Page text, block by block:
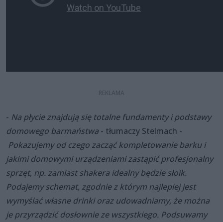
- Na płycie znajdują się totalne fundamenty i podstawy
domowego barmaństwa - tłumaczy Stelmach -
Pokazujemy od czego zacząć kompletowanie barku i
jakimi domowymi urządzeniami zastąpić profesjonalny
sprzęt, np. zamiast shakera idealny będzie słoik.
Podajemy schemat, zgodnie z którym najlepiej jest
wymyślać własne drinki oraz udowadniamy, że można
je przyrządzić dosłownie ze wszystkiego. Podsuwamy